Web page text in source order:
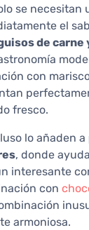
se necesitan
el
de carne
con
fresco.
lo añaden a
, donde
interesante
con
armoniosa.